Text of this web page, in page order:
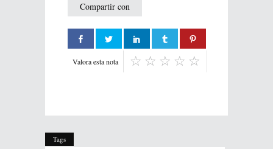
Compartir con
Valora esta nota
Tags